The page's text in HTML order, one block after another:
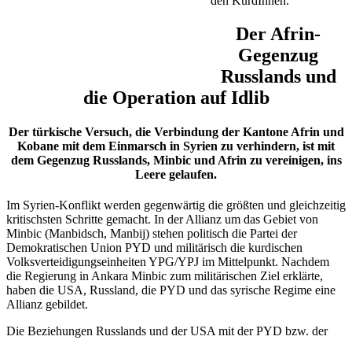
Der Afrin-
Gegenzug
Russlands und
die Operation auf Idlib
Der türkische Versuch, die Verbindung der Kantone Afrin und
Kobane mit dem Einmarsch in Syrien zu verhindern, ist mit
dem Gegenzug Russlands, Minbic und Afrin zu vereinigen, ins
Leere gelaufen.
Im Syrien-Konflikt werden gegenwärtig die größten und gleichzeitig
kritischsten Schritte gemacht. In der Allianz um das Gebiet von
Minbic (Manbidsch, Manbij) stehen politisch die Partei der
Demokratischen Union PYD und militärisch die kurdischen
Volksverteidigungseinheiten YPG/YPJ im Mittelpunkt. Nachdem
die Regierung in Ankara Minbic zum militärischen Ziel erklärte,
haben die USA, Russland, die PYD und das syrische Regime eine
Allianz gebildet.
Die Beziehungen Russlands und der USA mit der PYD bzw. der